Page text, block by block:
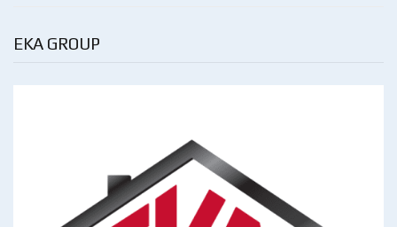
EKA GROUP